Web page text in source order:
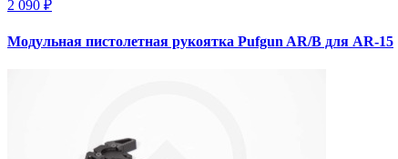
2 090 ₽
Модульная пистолетная рукоятка Pufgun AR/B для AR-15